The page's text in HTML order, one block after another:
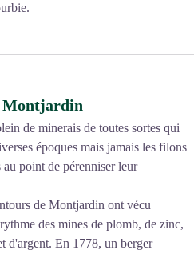
Montjardin
de minerais de toutes sortes qui
époques mais jamais les filons
au point de pérenniser leur
de Montjardin ont vécu
des mines de plomb, de zinc,
d'argent. En 1778, un berger